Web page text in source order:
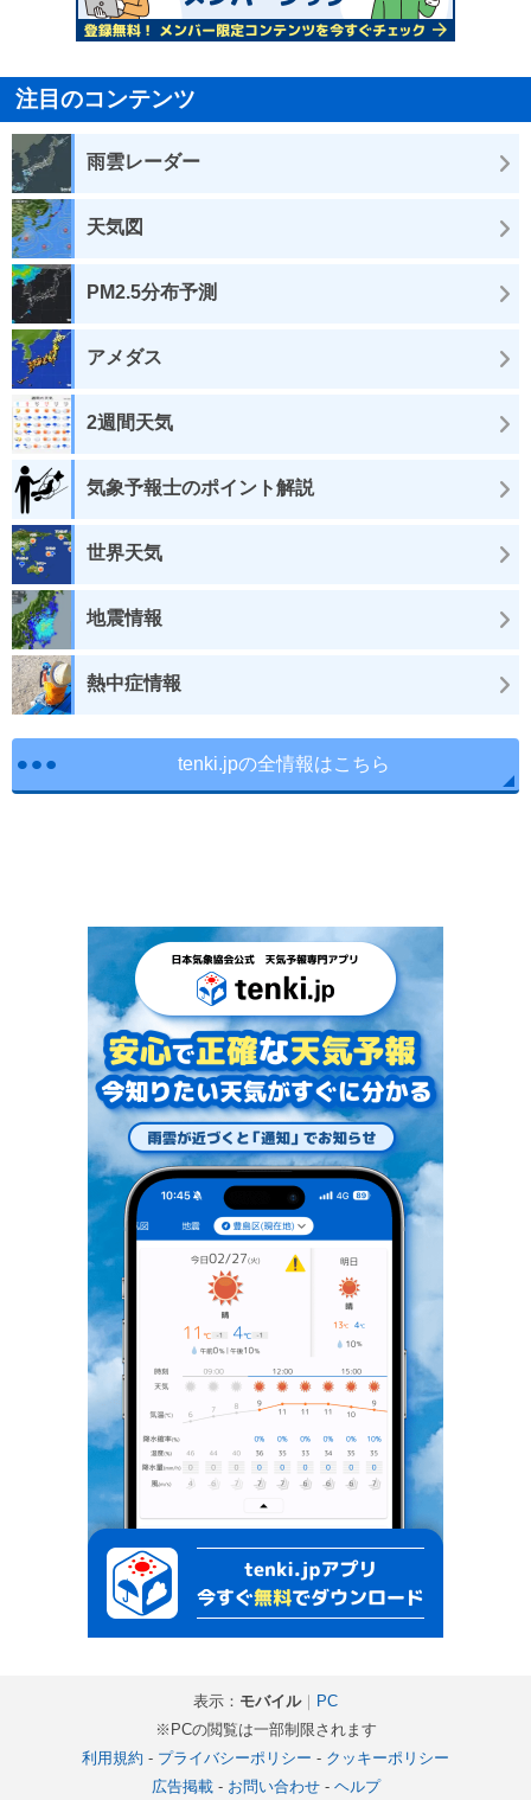
注目のコンテンツ
雨雲レーダー
天気図
PM2.5分布予測
アメダス
2週間天気
気象予報士のポイント解説
世界天気
地震情報
熱中症情報
tenki.jpの全情報はこちら
表示： モバイル｜ PC
※PCの閲覧は一部制限されます
利用規約 - プライバシーポリシー - クッキーポリシー
広告掲載- お問い合わせ- ヘルプ